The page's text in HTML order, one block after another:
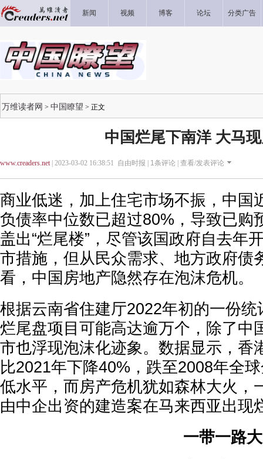
新闻 视频 博客 论坛 分类广告
万维读者网 > 中国瞭望 > 正文
中国烂尾下南洋 大马
www.creaders.net| 2023-03-02 16:38:51 自由时报 | 1条评论 | 查看/发表评论
商业低迷，加上住宅市场不振，中国
负债率中位数已超过80%，导致已购
盖出“烂尾楼”，尽管该国政府自去年
市措施，但从民众需求、地方政府债
看，中国房地产隐然存在泡沫危机。
根据云南省住建厅2022年初的一份
烂尾盘项目可能高达逾万个，除了中
市也浮现泡沫化迹象。数据显示，香
比2021年下降40%，跌至2008年全
低水平，而房产危机犹如森林大火，
由中企出资的建造案在马来西亚出现
一带一路